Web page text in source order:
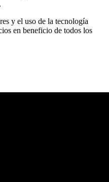
y el uso de la tecnología
en beneficio de todos los